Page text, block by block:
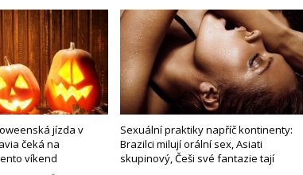
jízda v
čeká na
víkend
Sexuální praktiky napříč kontinenty:
Brazilci milují orální sex, Asiati
skupinový, Češi své fantazie tají